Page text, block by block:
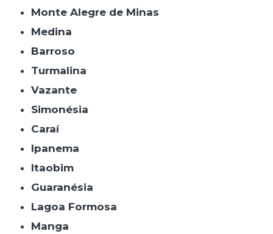
Monte Alegre de Minas
Medina
Barroso
Turmalina
Vazante
Simonésia
Caraí
Ipanema
Itaobim
Guaranésia
Lagoa Formosa
Manga